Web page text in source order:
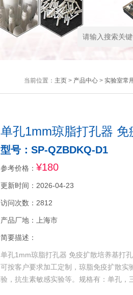
当前位置： 主页> 产品中心> 实验室常
单孔1mm琼脂打孔器
型号：SP-QZBDKQ-D1
参考价格： ¥180
更新时间：2026-04-23
访问次数：2812
产品厂地：上海市
简要描述：
单孔1mm琼脂打孔器 免疫扩散培养基打
可按客户要求加工定制，琼脂免疫扩散
验，抗生素敏感实验等。规格有：单孔，